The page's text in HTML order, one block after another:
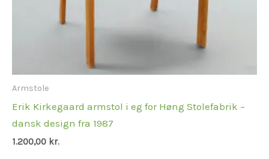
Armstole
Erik Kirkegaard armstol i eg for Høng Stolefabrik –
dansk design fra 1987
1.200,00 kr.